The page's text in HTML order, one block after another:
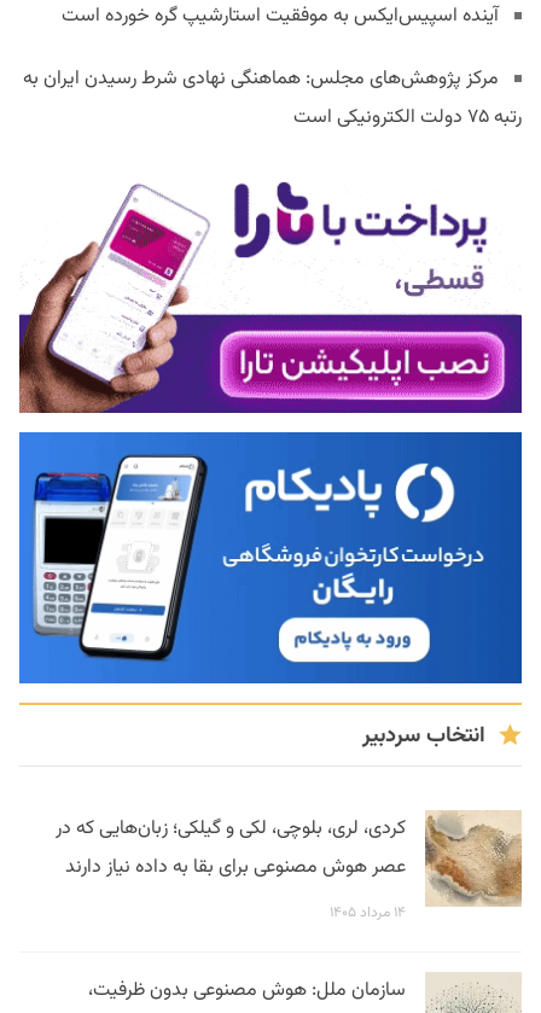
آینده اسپیس‌ایکس به موفقیت استارشیپ گره خورده است
مرکز پژوهش‌های مجلس: هماهنگی نهادی شرط رسیدن ایران به
رتبه ۷۵ دولت الکترونیکی است
انتخاب سردبیر
کردی، لری، بلوچی، لکی و گیلکی؛ زبان‌هایی که در
عصر هوش مصنوعی برای بقا به داده نیاز دارند
۱۴ مرداد ۱۴۰۵
سازمان ملل: هوش مصنوعی بدون ظرفیت،